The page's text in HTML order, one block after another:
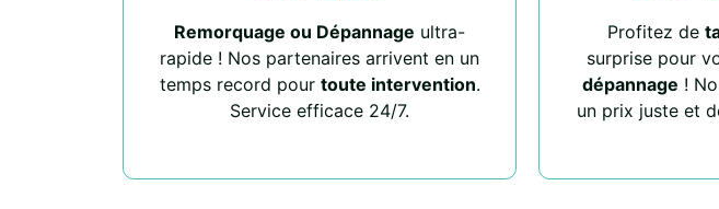
Remorquage ou Dépannage ultra-
rapide ! Nos partenaires arrivent en un
temps record pour toute intervention.
Service efficace 24/7.
Profitez de
surprise pour
dépannage !
un prix juste et